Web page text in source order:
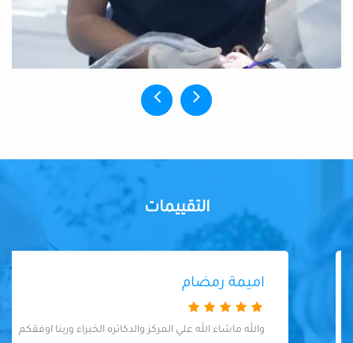
التقييمات
اميمة رمضام
والله ماشاء الله علي المركز والدكاتره الخبراء وربنا اوفقكم